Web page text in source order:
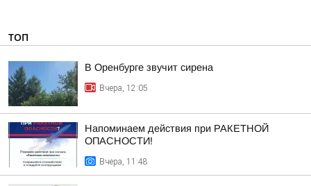
ТОП
В Оренбурге звучит сирена
Вчера, 12:05
Напоминаем действия при РАКЕТНОЙ
ОПАСНОСТИ!
Вчера, 11:48